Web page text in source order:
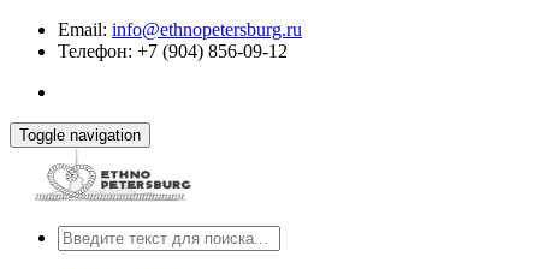
Email: info@ethnopetersburg.ru
Телефон: +7 (904) 856-09-12
Toggle navigation